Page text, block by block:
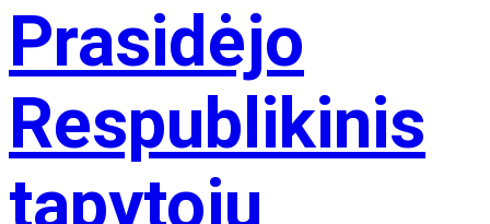
Prasidėjo
Respublikinis
tapytojų